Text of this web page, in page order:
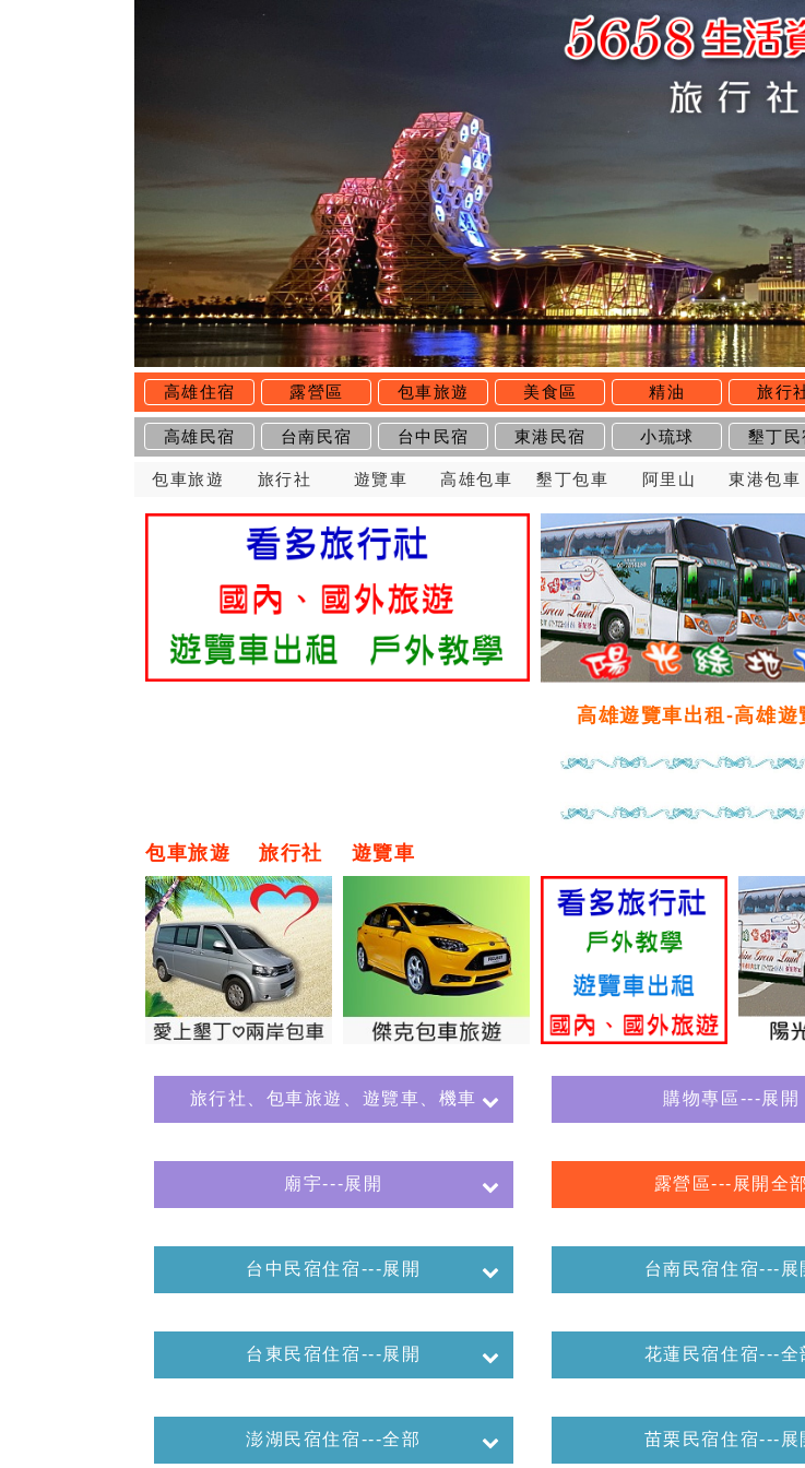
高雄住宿 露營區 包車旅遊 美食區 精油 旅行
高雄民宿 台南民宿 台中民宿 東港民宿 小琉球 墾丁民
包車旅遊 旅行社 遊覽車 高雄包車 墾丁包車 阿里山 東港包車
高雄遊覽車出租-高雄遊
包車旅遊 旅行社 遊覽車
旅行社、包車旅遊、遊覽車、機車 購物專區---展開
廟宇---展開 露營區---展開全部
台中民宿住宿---展開 台南民宿住宿---展
台東民宿住宿---展開 花蓮民宿住宿---全
澎湖民宿住宿---全部 苗栗民宿住宿---展